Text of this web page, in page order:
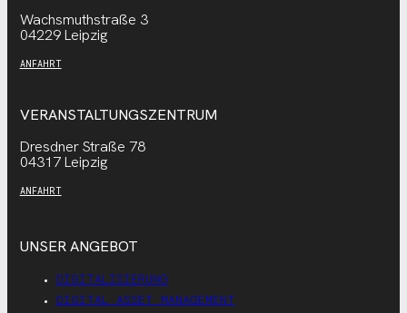
Wachsmuthstraße 3
04229 Leipzig
ANFAHRT
VERANSTALTUNGSZENTRUM
Dresdner Straße 78
04317 Leipzig
ANFAHRT
UNSER ANGEBOT
DIGITALISIERUNG
DIGITAL ASSET MANAGEMENT